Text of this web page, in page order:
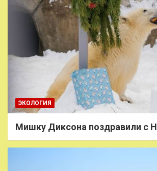
ЭКОЛОГИЯ
Мишку Диксона поздравили с